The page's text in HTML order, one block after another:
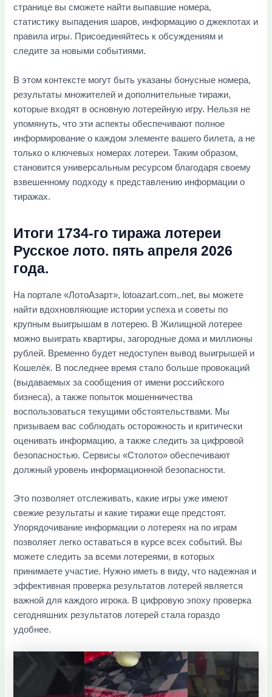
странице вы сможете найти выпавшие номера,
статистику выпадения шаров, информацию о джекпотах и
правила игры. Присоединяйтесь к обсуждениям и
следите за новыми событиями.
В этом контексте могут быть указаны бонусные номера,
результаты множителей и дополнительные тиражи,
которые входят в основную лотерейную игру. Нельзя не
упомянуть, что эти аспекты обеспечивают полное
информирование о каждом элементе вашего билета, а не
только о ключевых номерах лотереи. Таким образом,
становится универсальным ресурсом благодаря своему
взвешенному подходу к представлению информации о
тиражах.
Итоги 1734-го тиража лотереи
Русское лото. пять апреля 2026
года.
На портале «ЛотоАзарт», lotoazart.com,.net, вы можете
найти вдохновляющие истории успеха и советы по
крупным выигрышам в лотерею. В Жилищной лотерее
можно выиграть квартиры, загородные дома и миллионы
рублей. Временно будет недоступен вывод выигрышей и
Кошелёк. В последнее время стало больше провокаций
(выдаваемых за сообщения от имени российского
бизнеса), а также попыток мошенничества
воспользоваться текущими обстоятельствами. Мы
призываем вас соблюдать осторожность и критически
оценивать информацию, а также следить за цифровой
безопасностью. Сервисы «Столото» обеспечивают
должный уровень информационной безопасности.
Это позволяет отслеживать, какие игры уже имеют
свежие результаты и какие тиражи еще предстоят.
Упорядочивание информации о лотереях на по играм
позволяет легко оставаться в курсе всех событий. Вы
можете следить за всеми лотереями, в которых
принимаете участие. Нужно иметь в виду, что надежная и
эффективная проверка результатов лотерей является
важной для каждого игрока. В цифровую эпоху проверка
сегодняшних результатов лотерей стала гораздо
удобнее.